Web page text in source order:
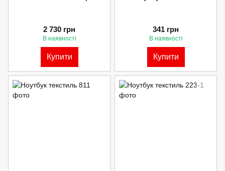
2 730 грн
В наявності
Купити
341 грн
В наявності
Купити